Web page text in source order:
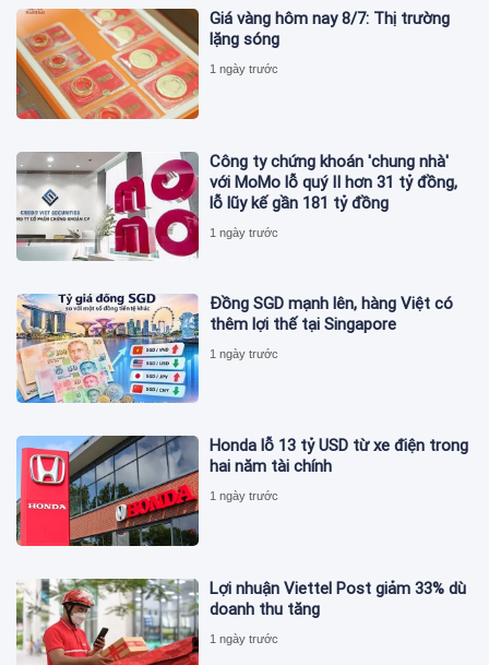
Giá vàng hôm nay 8/7: Thị trường
lặng sóng
1 ngày trước
Công ty chứng khoán 'chung nhà'
với MoMo lỗ quý II hơn 31 tỷ đồng,
lỗ lũy kế gần 181 tỷ đồng
1 ngày trước
Đồng SGD mạnh lên, hàng Việt có
thêm lợi thế tại Singapore
1 ngày trước
Honda lỗ 13 tỷ USD từ xe điện trong
hai năm tài chính
1 ngày trước
Lợi nhuận Viettel Post giảm 33% dù
doanh thu tăng
1 ngày trước